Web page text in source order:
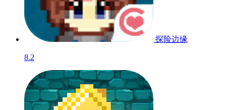
探险边缘
8.2